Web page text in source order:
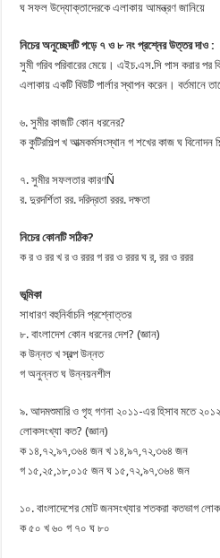
ঘ সফল উদ্যোক্তাদেরকে এলাকায় আমন্ত্রণ জানিয়ে
নিচের অনুচ্ছেদটি পড়ে ৭ ও ৮ নং প্রশ্নের উত্তর দাও :
সুমী গরিব পরিবারের মেয়ে। এইচ.এস.সি পাস করার পর
এলাকায় একটি বিউটি পার্লার স্থাপন করেন। বর্তমানে
৬. সুমীর কাজটি কোন ধরনের?
ক কুটিরশিল্প খ আত্মকর্মসংস্থান গ শখের কাজ ঘ বিনোদন
৭. সুমীর সফলতার কারণÑ
র. দুরদর্শিতা রর. দরিদ্রতা ররর. দক্ষতা
নিচের কোনটি সঠিক?
ক র ও রর খ র ও ররর গ রর ও ররর ঘ র, রর ও ররর
ভূমিকা
সাধারণ বহুনির্বাচনি প্রশ্নোত্তর
৮. বাংলাদেশ কোন ধরনের দেশ? (জ্ঞান)
ক উন্নত খ স্বল্প উন্নত
গ অনুন্নত ঘ উন্নয়নশীল
৯. আদমশুমারি ও গৃহ গণনা ২০১১-এর হিসাব মতে
লোকসংখ্যা কত? (জ্ঞান)
ক ১৪,৭২,৯৭,৩৬৪ জন খ ১৪,৯৭,৭২,৩৬৪ জন
গ ১৫,২৫,১৮,০১৫ জন ঘ ১৫,৭২,৯৭,৩৬৪ জন
১০. বাংলাদেশের মোট জনসংখ্যার শতকরা কতভাগ লোক
ক ৫০ খ ৬০ গ ৭০ ঘ ৮০